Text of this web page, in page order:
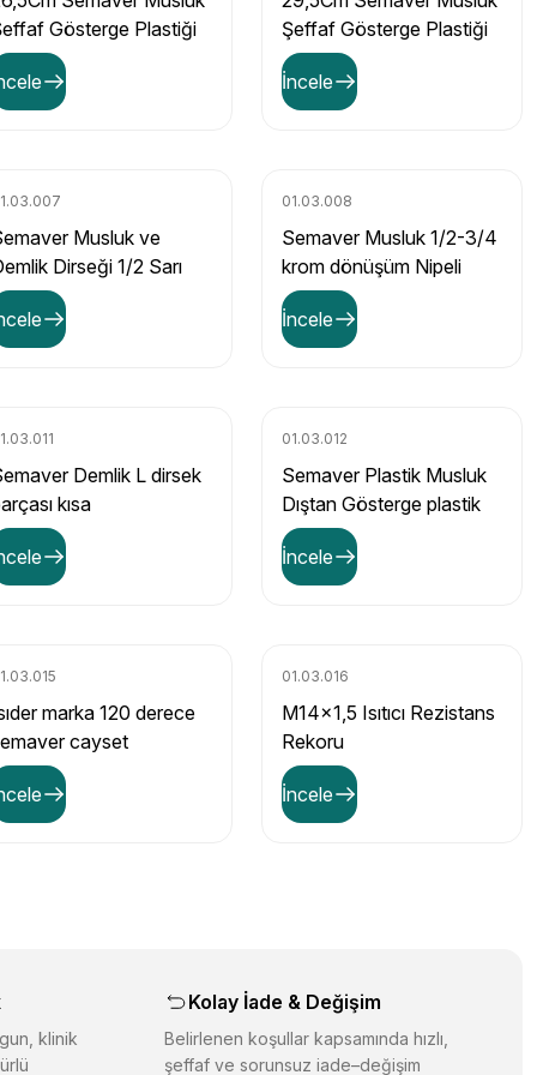
Gösterge Plastiği
Şeffaf Gösterge Plastiği
İncele
Musluk ve
Dirseği 1/2 Sarı
01.03.008
Semaver Musluk 1/2-3/4
krom dönüşüm Nipeli
İncele
Demlik L dirsek
kısa
01.03.012
Semaver Plastik Musluk
Dıştan Gösterge plastik
seti
İncele
marka 120 derece
cayset
01.03.016
M14x1,5 Isıtıcı Rezistans
Rekoru
İncele
klinik
Kolay İade & Değişim
Belirlenen koşullar kapsamında hızlı,
şeffaf ve sorunsuz iade–değişim